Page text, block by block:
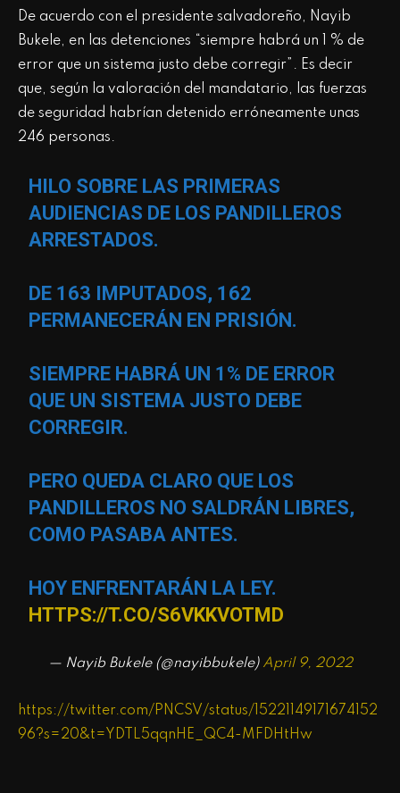
De acuerdo con el presidente salvadoreño, Nayib
Bukele, en las detenciones “siempre habrá un 1 % de
error que un sistema justo debe corregir”. Es decir
que, según la valoración del mandatario, las fuerzas
de seguridad habrían detenido erróneamente unas
246 personas.
HILO SOBRE LAS PRIMERAS
AUDIENCIAS DE LOS PANDILLEROS
ARRESTADOS.
DE 163 IMPUTADOS, 162
PERMANECERÁN EN PRISIÓN.
SIEMPRE HABRÁ UN 1% DE ERROR
QUE UN SISTEMA JUSTO DEBE
CORREGIR.
PERO QUEDA CLARO QUE LOS
PANDILLEROS NO SALDRÁN LIBRES,
COMO PASABA ANTES.
HOY ENFRENTARÁN LA LEY.
HTTPS://T.CO/S6VKKVOTMD
— Nayib Bukele (@nayibbukele) April 9, 2022
https://twitter.com/PNCSV/status/15221149171674152
96?s=20&t=YDTL5qqnHE_QC4-MFDHtHw